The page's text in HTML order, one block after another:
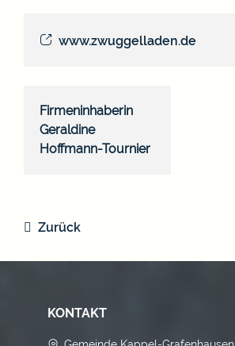
www.zwuggelladen.de
Firmeninhaberin
Geraldine
Hoffmann-Tournier
Zurück
KONTAKT